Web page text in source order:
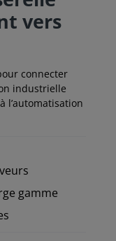
vers
connecter
industrielle
l’automatisation
gamme